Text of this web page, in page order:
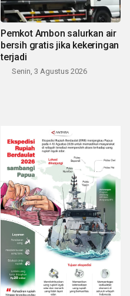
Pemkot Ambon salurkan air
bersih gratis jika kekeringan
terjadi
Senin, 3 Agustus 2026